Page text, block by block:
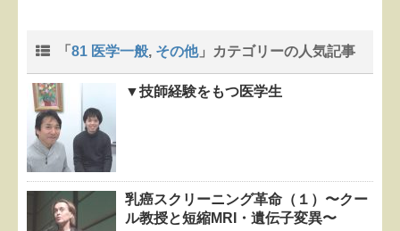
「 81 医学一般, その他」カテゴリーの人気記事
▼技師経験をもつ医学生
乳癌スクリーニング革命（１）〜クー
ル教授と短縮MRI・遺伝子変異〜